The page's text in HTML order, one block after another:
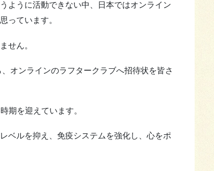
ように活動できない中、日本ではオンライン
っています。
せん。
オンラインのラフタークラブへ招待状を皆さ
期を迎えています。
ベルを抑え、免疫システムを強化し、心をポ